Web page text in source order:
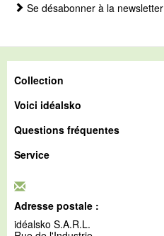
Se désabonner à la newsletter
Collection
Voici idéalsko
Questions fréquentes
Service
Adresse postale :
idéalsko S.A.R.L.